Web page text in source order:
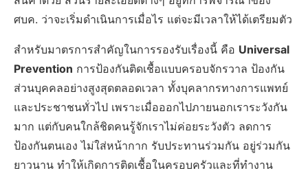
ศบค. ว่าจะเริ่มดำเนินการเมื่อไร แต่จะมีเวลาให้ได้เตรียมตัว
สำหรับมาตรการสำคัญในการรองรับเรื่องนี้ คือ Universal
Prevention การป้องกันติดเชื้อแบบครอบจักรวาล ป้องกัน
ส่วนบุคคลอย่างสูงสุดตลอดเวลา ทั้งบุคลากรทางการแพทย์
และประชาชนทั่วไป เพราะเมื่อออกไปภายนอกเราระวังกัน
มาก แต่กับคนใกล้ชิดคนรู้จักเราไม่ค่อยระวังตัว ลดการ
ป้องกันตนเอง ไม่ใส่หน้ากาก รับประทานร่วมกัน อยู่ร่วมกัน
ยาวนาน ทำให้เกิดการติดเชื้อในครอบครัวและที่ทำงาน